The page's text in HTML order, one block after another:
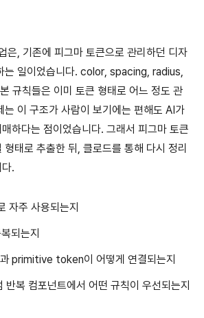
은, 기존에 피그마 토큰으로 관리하던 디자
는 일이었습니다. color, spacing, radius,
규칙들은 이미 토큰 형태로 어느 정도 관
는 이 구조가 사람이 보기에는 편해도 AI가
하다는 점이었습니다. 그래서 피그마 토큰
태로 추출한 뒤, 클로드를 통해 다시 정리
.
자주 사용되는지
되는지
primitive token이 어떻게 연결되는지
반복 컴포넌트에서 어떤 규칙이 우선되는지